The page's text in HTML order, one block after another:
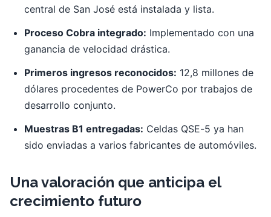
central de San José está instalada y lista.
Proceso Cobra integrado: Implementado con una
ganancia de velocidad drástica.
Primeros ingresos reconocidos: 12,8 millones de
dólares procedentes de PowerCo por trabajos de
desarrollo conjunto.
Muestras B1 entregadas: Celdas QSE-5 ya han
sido enviadas a varios fabricantes de automóviles.
Una valoración que anticipa el
crecimiento futuro